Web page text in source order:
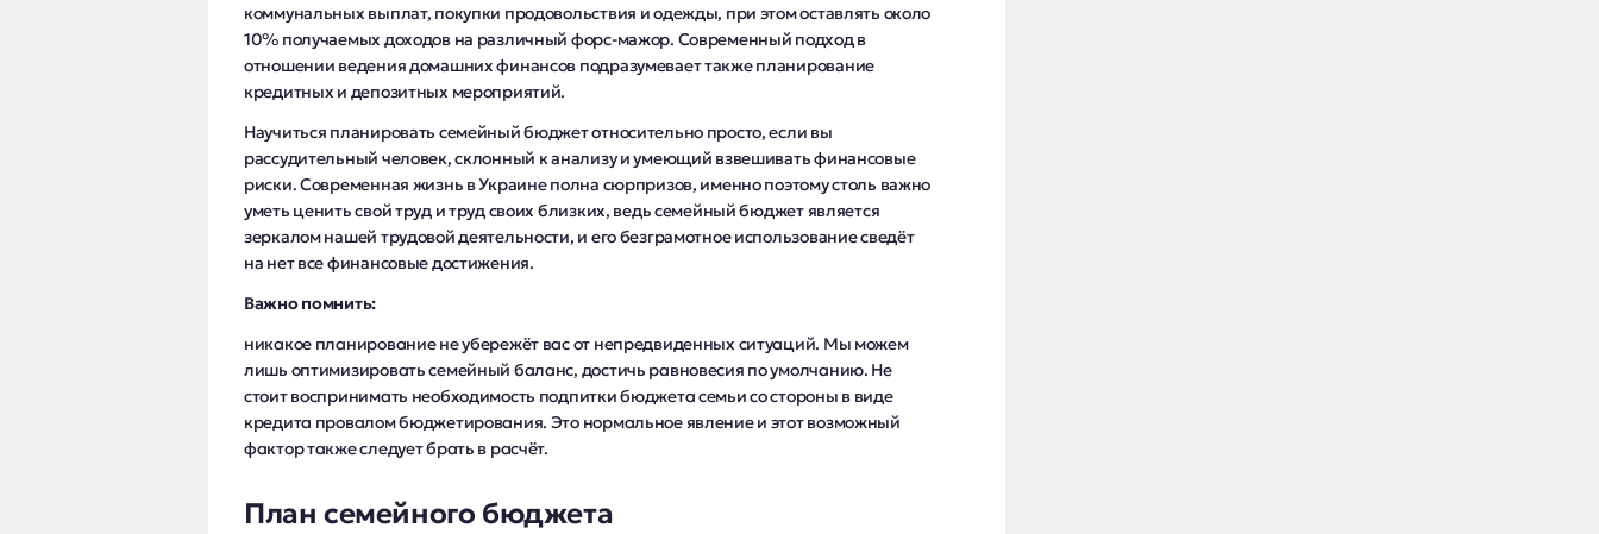
коммунальных выплат, покупки продовольствия и одежды, при этом оставлять около
10% получаемых доходов на различный форс-мажор. Современный подход в
отношении ведения домашних финансов подразумевает также планирование
кредитных и депозитных мероприятий.
Научиться планировать семейный бюджет относительно просто, если вы
рассудительный человек, склонный к анализу и умеющий взвешивать финансовые
риски. Современная жизнь в Украине полна сюрпризов, именно поэтому столь важно
уметь ценить свой труд и труд своих близких, ведь семейный бюджет является
зеркалом нашей трудовой деятельности, и его безграмотное использование сведёт
на нет все финансовые достижения.
Важно помнить:
никакое планирование не убережёт вас от непредвиденных ситуаций. Мы можем
лишь оптимизировать семейный баланс, достичь равновесия по умолчанию. Не
стоит воспринимать необходимость подпитки бюджета семьи со стороны в виде
кредита провалом бюджетирования. Это нормальное явление и этот возможный
фактор также следует брать в расчёт.
План семейного бюджета